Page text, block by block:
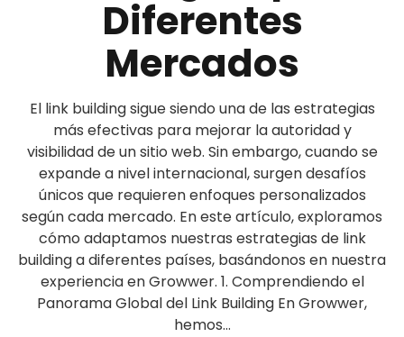
Diferentes
Mercados
El link building sigue siendo una de las estrategias
más efectivas para mejorar la autoridad y
visibilidad de un sitio web. Sin embargo, cuando se
expande a nivel internacional, surgen desafíos
únicos que requieren enfoques personalizados
según cada mercado. En este artículo, exploramos
cómo adaptamos nuestras estrategias de link
building a diferentes países, basándonos en nuestra
experiencia en Growwer. 1. Comprendiendo el
Panorama Global del Link Building En Growwer,
hemos...